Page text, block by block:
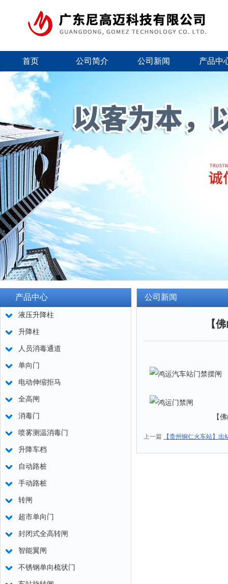
首页 公司简介 公司新闻 产品中
产品中心
液压升降柱
升降柱
人员消毒通道
单向门
电动伸缩拒马
全高闸
消毒门
喷雾测温消毒门
升降车档
自动路桩
手动路桩
转闸
超市单向门
封闭式全高转闸
智能翼闸
不锈钢单向梳状门
公司新闻
【
【佛山鸿运汽车
上一篇 【贵州铜仁火车站】